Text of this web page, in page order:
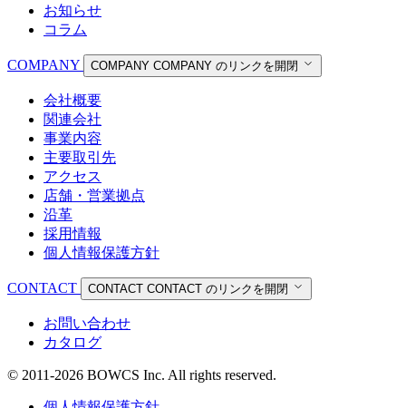
お知らせ
コラム
COMPANY COMPANY COMPANY のリンクを開閉
会社概要
関連会社
事業内容
主要取引先
アクセス
店舗・営業拠点
沿革
採用情報
個人情報保護方針
CONTACT CONTACT CONTACT のリンクを開閉
お問い合わせ
カタログ
© 2011-2026 BOWCS Inc. All rights reserved.